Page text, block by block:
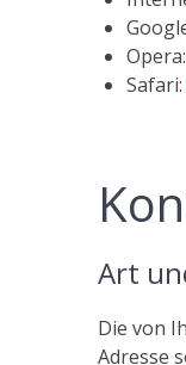
Opera:
Safari:
Art
Die von
Adresse